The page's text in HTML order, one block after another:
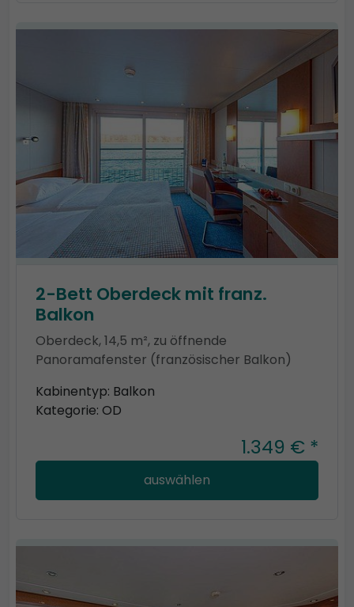
2-Bett Oberdeck mit franz.
Balkon
Oberdeck, 14,5 m², zu öffnende
Panoramafenster (französischer Balkon)
Kabinentyp: Balkon
Kategorie: OD
1.349 € *
auswählen